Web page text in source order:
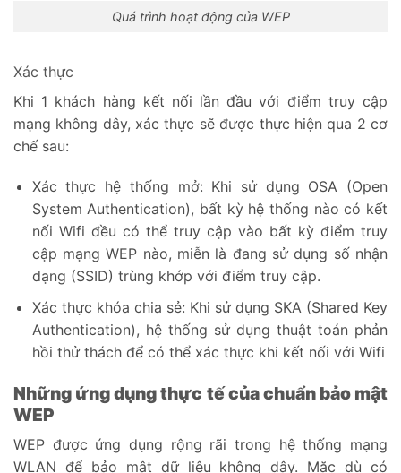
Quá trình hoạt động của WEP
Xác thực
Khi 1 khách hàng kết nối lần đầu với điểm truy cập
mạng không dây, xác thực sẽ được thực hiện qua 2 cơ
chế sau:
Xác thực hệ thống mở: Khi sử dụng OSA (Open
System Authentication), bất kỳ hệ thống nào có kết
nối Wifi đều có thể truy cập vào bất kỳ điểm truy
cập mạng WEP nào, miễn là đang sử dụng số nhận
dạng (SSID) trùng khớp với điểm truy cập.
Xác thực khóa chia sẻ: Khi sử dụng SKA (Shared Key
Authentication), hệ thống sử dụng thuật toán phản
hồi thử thách để có thể xác thực khi kết nối với Wifi
Những ứng dụng thực tế của chuẩn bảo mật
WEP
WEP được ứng dụng rộng rãi trong hệ thống mạng
WLAN để bảo mật dữ liệu không dây. Mặc dù có